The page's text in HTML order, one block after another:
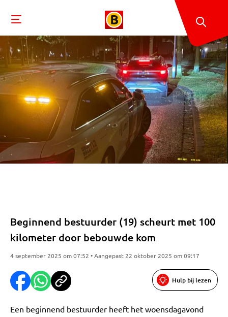
Beginnend bestuurder (19) scheurt met 100
kilometer door bebouwde kom
4 september 2025 om 07:52 • Aangepast 22 oktober 2025 om 09:17
Hulp bij lezen
Een beginnend bestuurder heeft het woensdagavond